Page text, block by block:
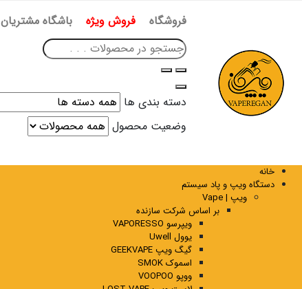
فروشگاه فروش ویژه باشگاه مشتریان
دسته بندی ها
وضعیت محصول
خانه
دستگاه ویپ و پاد سیستم
ویپ | Vape
بر اساس شرکت سازنده
ویپرسو VAPORESSO
یوول Uwell
گیگ ویپ GEEKVAPE
اسموک SMOK
ووپو VOOPOO